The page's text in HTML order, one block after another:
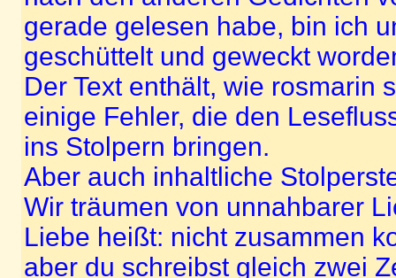
gerade gelesen habe, bin ich
geschüttelt und geweckt
Der Text enthält, wie rosmarin
einige Fehler, die den
ins Stolpern bringen.
Aber auch inhaltliche
Wir träumen von unnahbarer
Liebe heißt: nicht zusammen
aber du schreibst gleich zwei